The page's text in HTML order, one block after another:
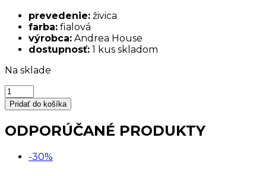
prevedenie: živica
farba: fialová
výrobca: Andrea House
dostupnosť: 1 kus skladom
Na sklade
množstvo
Pohár
na
zubné
kefky
LILA
Pridať do košíka
ODPORÚČANÉ PRODUKTY
-30%